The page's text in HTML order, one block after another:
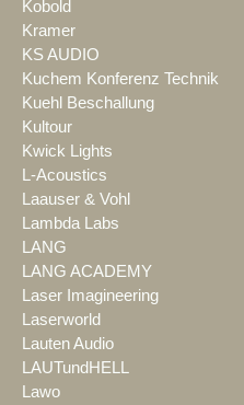
Kobold
Kramer
KS AUDIO
Kuchem Konferenz Technik
Kuehl Beschallung
Kultour
Kwick Lights
L-Acoustics
Laauser & Vohl
Lambda Labs
LANG
LANG ACADEMY
Laser Imagineering
Laserworld
Lauten Audio
LAUTundHELL
Lawo